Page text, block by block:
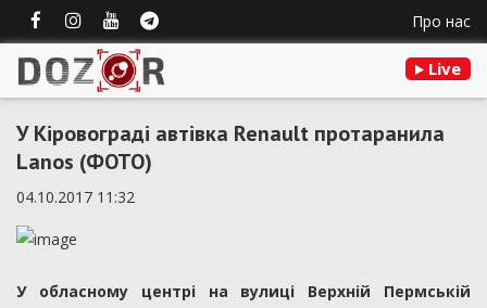
Про нас
Live
У Кіровограді автівка Renault протаранила
Lanos (ФОТО)
04.10.2017 11:32
У обласному центрі на вулиці Верхній Пермській